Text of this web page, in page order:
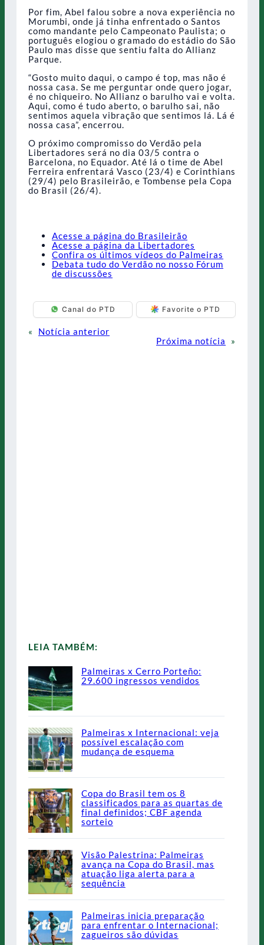
Por fim, Abel falou sobre a nova experiência no
Morumbi, onde já tinha enfrentado o Santos
como mandante pelo Campeonato Paulista; o
português elogiou o gramado do estádio do São
Paulo mas disse que sentiu falta do Allianz
Parque.
“Gosto muito daqui, o campo é top, mas não é
nossa casa. Se me perguntar onde quero jogar,
é no chiqueiro. No Allianz o barulho vai e volta.
Aqui, como é tudo aberto, o barulho sai, não
sentimos aquela vibração que sentimos lá. Lá é
nossa casa”, encerrou.
O próximo compromisso do Verdão pela
Libertadores será no dia 03/5 contra o
Barcelona, no Equador. Até lá o time de Abel
Ferreira enfrentará Vasco (23/4) e Corinthians
(29/4) pelo Brasileirão, e Tombense pela Copa
do Brasil (26/4).
Acesse a página do Brasileirão
Acesse a página da Libertadores
Confira os últimos vídeos do Palmeiras
Debata tudo do Verdão no nosso Fórum
de discussões
Canal do PTD Favorite o PTD
«
Notícia anterior
Próxima notícia
»
LEIA TAMBÉM:
Palmeiras x Cerro Porteño:
29.600 ingressos vendidos
Palmeiras x Internacional: veja
possível escalação com
mudança de esquema
Copa do Brasil tem os 8
classificados para as quartas de
final definidos; CBF agenda
sorteio
Visão Palestrina: Palmeiras
avança na Copa do Brasil, mas
atuação liga alerta para a
sequência
Palmeiras inicia preparação
para enfrentar o Internacional;
zagueiros são dúvidas